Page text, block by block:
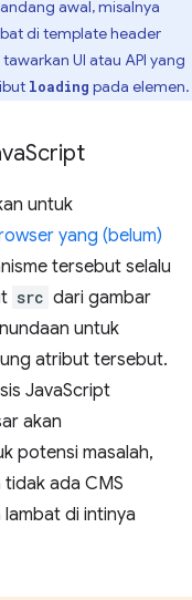
awal, misalnya
di template header
UI atau API yang
loading pada elemen.
Script
untuk
yang (belum)
tersebut selalu
src dari gambar
untuk
atribut tersebut.
JavaScript
akan
potensi masalah,
ada CMS
di intinya